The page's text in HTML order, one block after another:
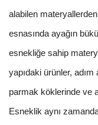
alabilen
esnasında ayağın
esnekliğe sahip
yapıdaki ürünler, adım
parmak köklerinde ve
Esneklik aynı